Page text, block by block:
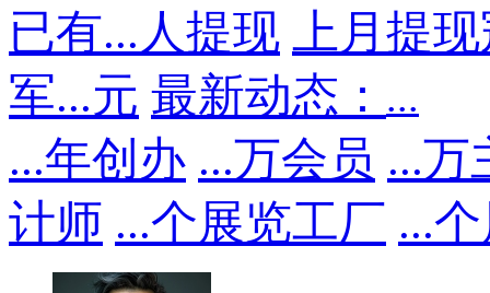
已有... 人提现
上月提
军...元 最新动态： ...
...年创办 ...万会员 ...万
计师 ...个展览工厂 ...